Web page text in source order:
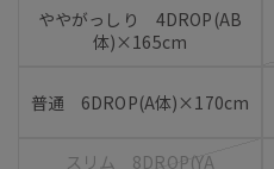
ややがっしり 4DROP(AB
体)×165cm
普通 6DROP(A体)×170cm
スリム 8DROP(YA